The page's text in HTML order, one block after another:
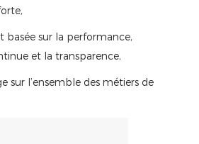
basée sur la performance,
et la transparence,
sur l’ensemble des métiers de